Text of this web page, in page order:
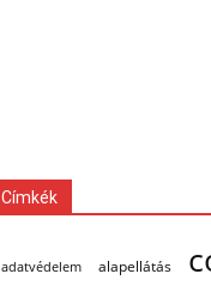
Címkék
adatvédelem alapellátás